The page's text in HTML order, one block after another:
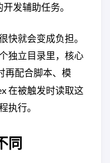
发辅助任务。
快就会变成负担。
独立目录里，核心
再配合脚本、模
在被触发时读取这
执行。
同